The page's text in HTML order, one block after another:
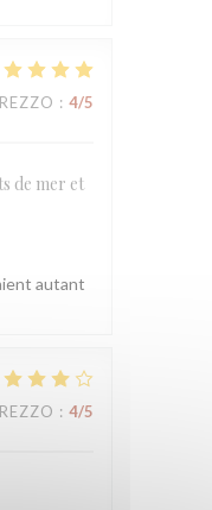
: 4/5
de mer et
autant
: 4/5